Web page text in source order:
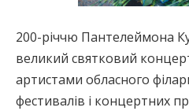
200-річчю Пантелеймона
великий святковий
артистами обласного
фестивалів і концертних